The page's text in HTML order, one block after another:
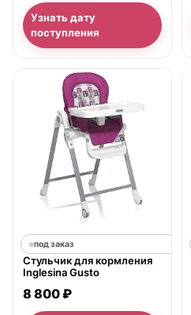
Узнать дату
поступления
под заказ
Стульчик для кормления
Inglesina Gusto
8 800 ₽